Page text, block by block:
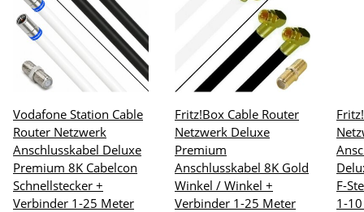
Vodafone Station Cable
Router Netzwerk
Anschlusskabel Deluxe
Premium 8K Cabelcon
Schnellstecker +
Verbinder 1-25 Meter
Fritz!Box Cable Router
Netzwerk Deluxe
Premium
Anschlusskabel 8K Gold
Winkel / Winkel +
Verbinder 1-25 Meter
F-
1-